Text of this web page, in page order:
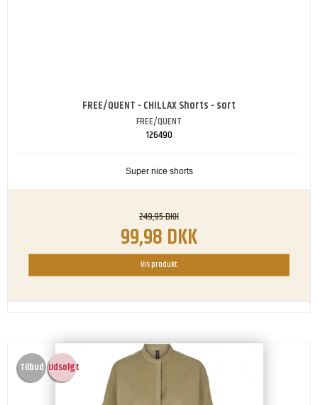
FREE/QUENT - CHILLAX Shorts - sort
FREE/QUENT
126490
Super nice shorts
249,95 DKK
99,98 DKK
Vis produkt
Tilbud Udsolgt